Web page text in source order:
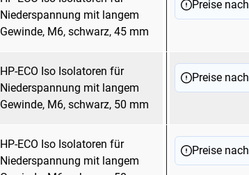
Niederspannung mit langem
Gewinde, M6, schwarz, 45 mm
Preise nach
HP-ECO Iso Isolatoren für
Niederspannung mit langem
Gewinde, M6, schwarz, 50 mm
Preise nach
HP-ECO Iso Isolatoren für
Niederspannung mit langem
Preise nach